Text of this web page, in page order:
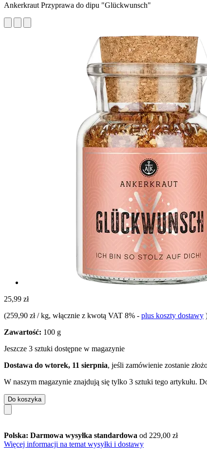
Ankerkraut Przyprawa do dipu "Glückwunsch"
25,99 zł
(259,90 zł / kg, włącznie z kwotą VAT 8% - plus koszty dostawy
Zawartość: 100 g
Jeszcze 3 sztuki dostępne w magazynie
Dostawa do wtorek, 11 sierpnia, jeśli zamówienie zostanie
W naszym magazynie znajdują się tylko 3 sztuki tego artykułu.
Do koszyka
Polska: Darmowa wysyłka standardowa od 229,00 zł
Więcej informacji na temat wysyłki i dostawy